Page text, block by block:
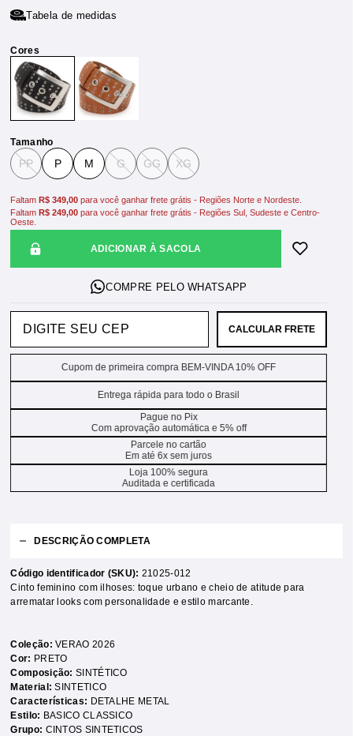
Tabela de medidas
Tamanho
PP P M G GG XG
ADICIONAR À SACOLA
FaltamR$ 349,00 para você ganhar frete grátis - Regiões Norte e Nordeste.
FaltamR$ 249,00 para você ganhar frete grátis - Regiões Sul, Sudeste e Centro-
Oeste.
CALCULAR FRETE
Cupom de primeira compra BEM-VINDA 10% OFF
Entrega rápida para todo o Brasil
Pague no Pix
Com aprovação automática e 5% off
Parcele no cartão
Em até 6x sem juros
Loja 100% segura
Auditada e certificada
DESCRIÇÃO COMPLETA
Código identificador (SKU): 21025-012
Cinto feminino com ilhoses: toque urbano e cheio de atitude para
arrematar looks com personalidade e estilo marcante.
Coleção:VERAO 2026
Cor: PRETO
Composição:SINTÉTICO
Material:SINTETICO
Características: DETALHE METAL
Estilo: BASICO CLASSICO
Grupo: CINTOS SINTETICOS